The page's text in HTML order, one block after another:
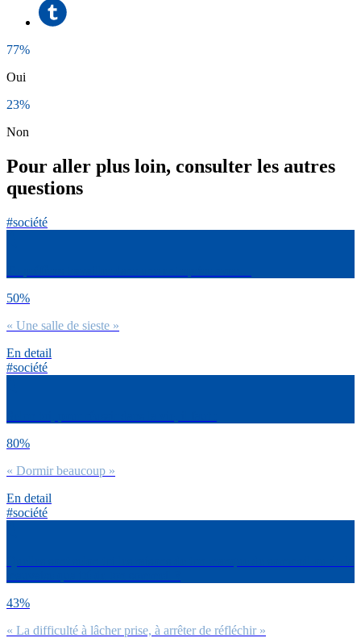
77%
Oui
23%
Non
Pour aller plus loin, consulter les autres
questions
#société
50%
« Une salle de sieste »
En detail
#société
80%
« Dormir beaucoup »
En detail
#société
43%
« La difficulté à lâcher prise, à arrêter de réfléchir »